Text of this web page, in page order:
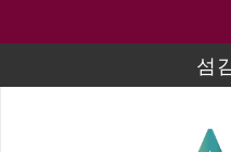
섬
김태